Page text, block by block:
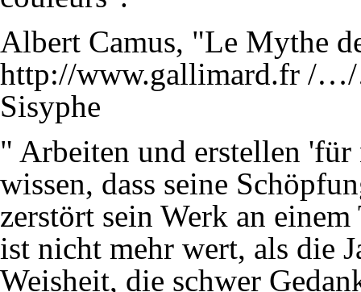
Albert Camus, "Le Mythe
http://www.gallimard.fr /…/
Sisyphe
" Arbeiten und erstellen
wissen, dass seine
zerstört sein Werk an
ist nicht mehr wert, als die
Weisheit, die schwer